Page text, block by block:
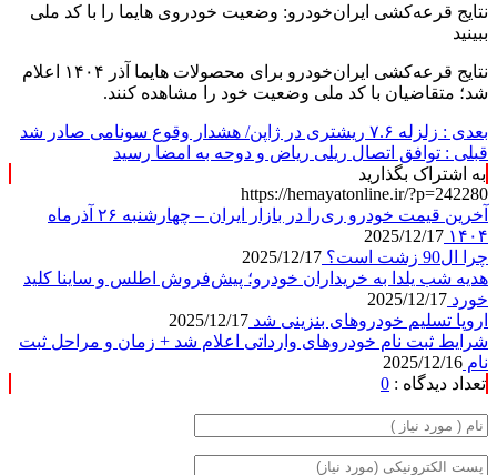
نتایج قرعه‌کشی ایران‌خودرو: وضعیت خودروی هایما را با کد ملی
ببینید
نتایج قرعه‌کشی ایران‌خودرو برای محصولات هایما آذر ۱۴۰۴ اعلام
شد؛ متقاضیان با کد ملی وضعیت خود را مشاهده کنند.
بعدی : زلزله ۷.۶ ریشتری در ژاپن/ هشدار وقوع سونامی صادر شد
قبلی : توافق اتصال ریلی ریاض و دوحه به امضا رسید
به اشتراک بگذارید
https://hemayatonline.ir/?p=242280
آخرین قیمت خودرو ری‌را در بازار ایران – چهارشنبه ۲۶ آذرماه
۱۴۰۴ 2025/12/17
چرا ال90 زشت است؟
2025/12/17
هدیه شب یلدا به خریداران خودرو؛ پیش‌فروش اطلس و ساینا کلید
خورد 2025/12/17
اروپا تسلیم خودروهای بنزینی شد 2025/12/17
شرایط ثبت نام خودروهای وارداتی اعلام شد + زمان و مراحل ثبت
نام 2025/12/16
تعداد دیدگاه : 0